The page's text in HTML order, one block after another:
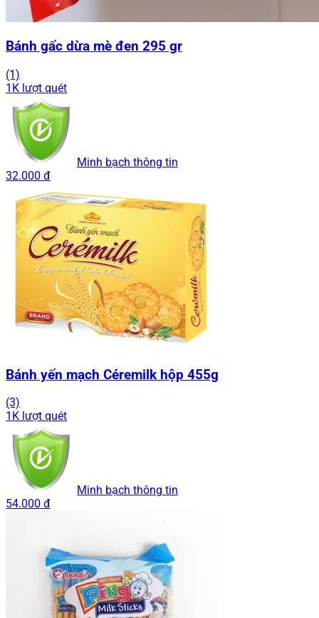
Bánh gấc dừa mè đen 295 gr
(1)
1K lượt quét
Minh bạch thông tin
32.000 đ
Bánh yến mạch Céremilk hộp 455g
(3)
1K lượt quét
Minh bạch thông tin
54.000 đ